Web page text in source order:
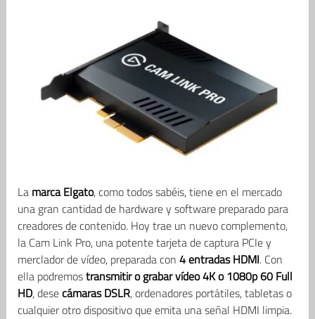
La marca Elgato, como todos sabéis, tiene en el mercado
una gran cantidad de hardware y software preparado para
creadores de contenido. Hoy trae un nuevo complemento,
la Cam Link Pro, una potente tarjeta de captura PCIe y
merclador de vídeo, preparada con 4 entradas HDMI. Con
ella podremostransmitir o grabar vídeo 4K o 1080p 60 Full
HD, desecámaras DSLR, ordenadores portátiles, tabletas o
cualquier otro dispositivo que emita una señal HDMI limpia.